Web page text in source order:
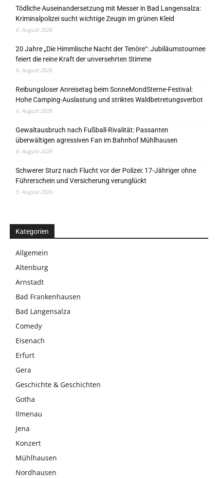
Tödliche Auseinandersetzung mit Messer in Bad Langensalza:
Kriminalpolizei sucht wichtige Zeugin im grünen Kleid
6. August 2026
20 Jahre „Die Himmlische Nacht der Tenöre“: Jubiläumstournee
feiert die reine Kraft der unversehrten Stimme
6. August 2026
Reibungsloser Anreisetag beim SonneMondSterne-Festival:
Hohe Camping-Auslastung und striktes Waldbetretungsverbot
6. August 2026
Gewaltausbruch nach Fußball-Rivalität: Passanten
überwältigen agressiven Fan im Bahnhof Mühlhausen
6. August 2026
Schwerer Sturz nach Flucht vor der Polizei: 17-Jähriger ohne
Führerschein und Versicherung verunglückt
5. August 2026
Kategorien
Allgemein
Altenburg
Arnstadt
Bad Frankenhausen
Bad Langensalza
Comedy
Eisenach
Erfurt
Gera
Geschichte & Geschichten
Gotha
Ilmenau
Jena
Konzert
Mühlhausen
Nordhausen